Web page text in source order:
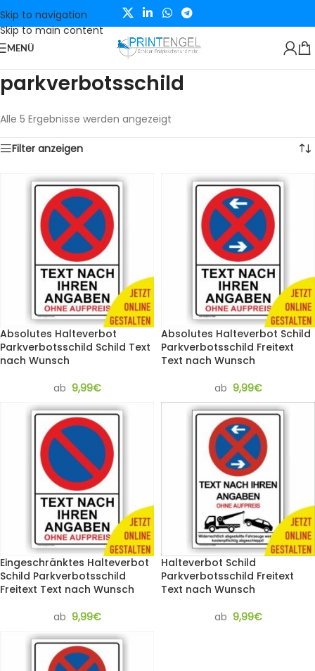
Skip to navigation
Skip to main content
MENÜ
parkverbotsschild
Alle 5 Ergebnisse werden angezeigt
Filter anzeigen
Absolutes Halteverbot
Parkverbotsschild Schild Text
nach Wunsch
ab 9,99€
Absolutes Halteverbot Schild
Parkverbotsschild Freitext
Text nach Wunsch
ab 9,99€
Eingeschränktes Halteverbot
Schild Parkverbotsschild
Freitext Text nach Wunsch
ab 9,99€
Halteverbot Schild
Parkverbotsschild Freitext
Text nach Wunsch
ab 9,99€